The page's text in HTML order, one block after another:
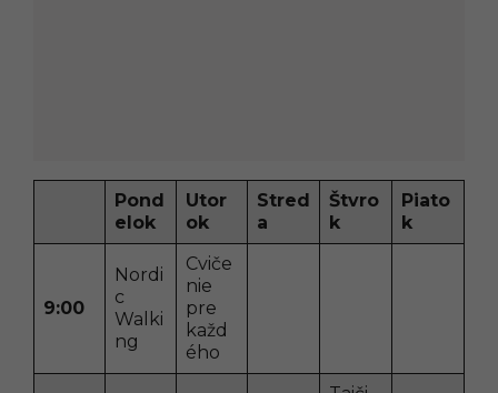
Pond
elok
Utor
ok
Stred
a
Štvro
k
Piato
k
9:00
Nordi
c
Walki
ng
Cviče
nie
pre
každ
ého